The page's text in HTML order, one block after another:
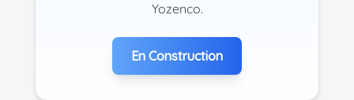
Yozenco.
En Construction